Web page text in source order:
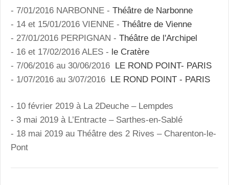
- 7/01/2016 NARBONNE - Théâtre de Narbonne
- 14 et 15/01/2016 VIENNE - Théâtre de Vienne
- 27/01/2016 PERPIGNAN - Théâtre de l'Archipel
- 16 et 17/02/2016 ALES - le Cratère
- 7/06/2016 au 30/06/2016 LE ROND POINT- PARIS
- 1/07/2016 au 3/07/2016 LE ROND POINT - PARIS
- 10 février 2019 à La 2Deuche – Lempdes
- 3 mai 2019 à L’Entracte – Sarthes-en-Sablé
- 18 mai 2019 au Théâtre des 2 Rives – Charenton-le-
Pont